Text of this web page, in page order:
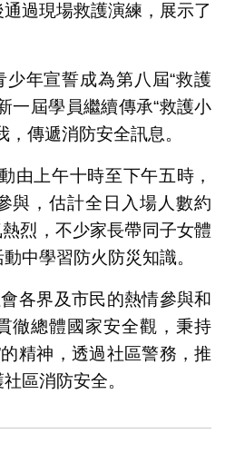
過現場救護演練，展示了
年宣誓成為第八屆“救護
一屆學員繼續傳承“救護小
，傳遞消防安全訊息。
由上午十時至下午五時，
與，估計全日入場人數約
烈，不少家長帶同子女體
中學習防火防災知識。
各界及市民的熱情參與和
徹總體國家安全觀，秉持
精神，透過社區警務，推
區消防安全。